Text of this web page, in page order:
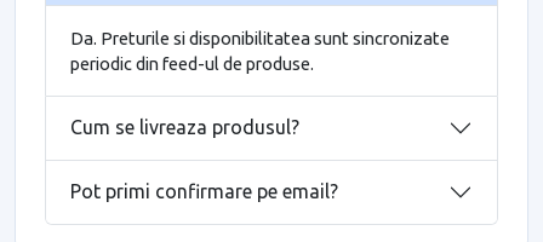
Da. Preturile si disponibilitatea sunt sincronizate
periodic din feed-ul de produse.
Cum se livreaza produsul?
Pot primi confirmare pe email?